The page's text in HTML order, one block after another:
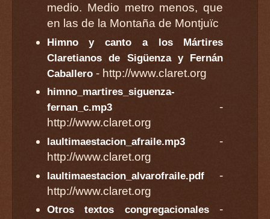
medio. Medio metro menos, que
en las de la Montaña de Montjuïc
Himno y canto a los Mártires
Claretianos de Sigüenza y Fernán
Caballero- http://www.claret.org
himno_martires_siguenza-
fernan_c.mp3-
http://www.claret.org
laultimaestacion_afraile.mp3-
http://www.claret.org
laultimaestacion_alvarofraile.pdf-
http://www.claret.org
Otros textos congregacionales-